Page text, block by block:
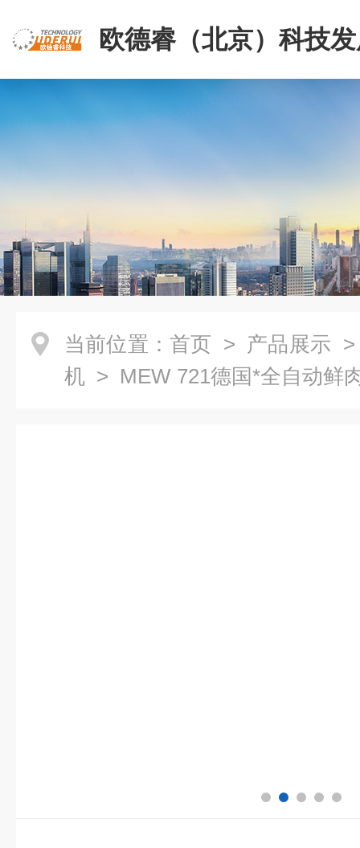
欧德睿（北京）科技
公司
当前位置： 首页 > 产品展示
机 > MEW 721德国*全自动鲜